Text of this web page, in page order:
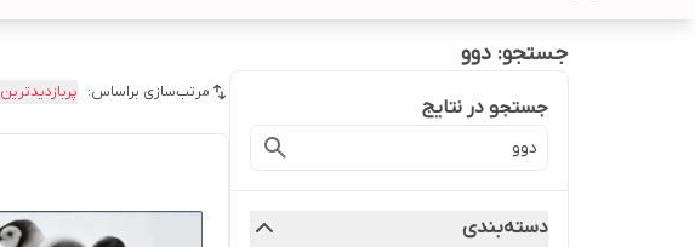
جستجو: دوو
جستجو در نتایج
دسته‌بندی
مرتب‌سازی براساس: پربازدیدترین